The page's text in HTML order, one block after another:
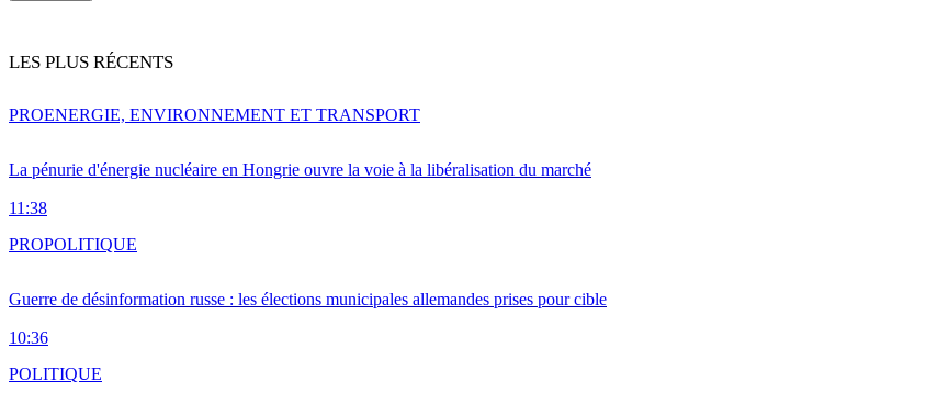
LES PLUS RÉCENTS
La pénurie d'énergie nucléaire en Hongrie ouvre la voie à la libéralisation du marché
11:38
PROENERGIE, ENVIRONNEMENT ET TRANSPORT
Guerre de désinformation russe : les élections municipales allemandes prises pour cible
10:36
PROPOLITIQUE
POLITIQUE